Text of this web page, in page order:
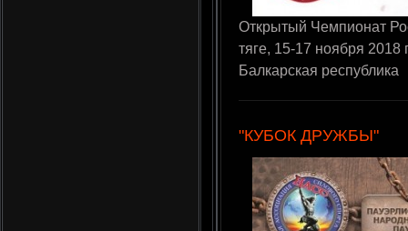
Открытый Чемпионат
тяге, 15-17 ноября 2018
Балкарская республика
"КУБОК ДРУЖБЫ"